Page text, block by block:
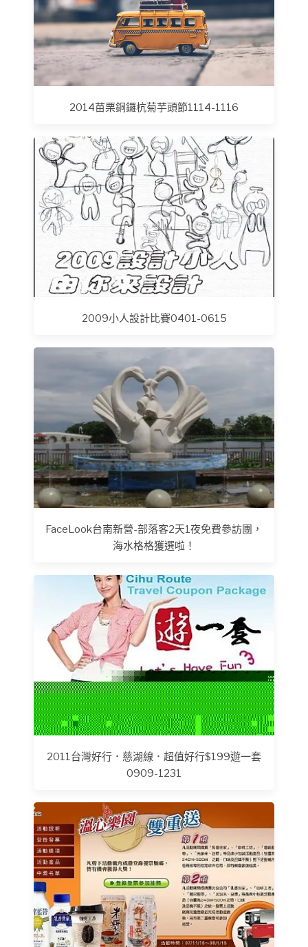
2014苗栗銅鑼杭菊芋頭節1114-1116
2009小人設計比賽0401-0615
FaceLook台南新營-部落客2天1夜免費參訪團，
海水格格獲選啦！
2011台灣好行．慈湖線．超值好行$199遊一套
0909-1231